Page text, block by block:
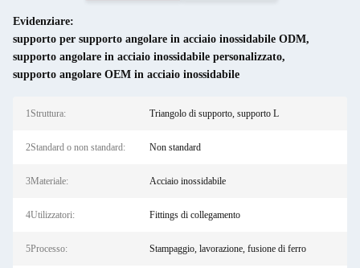
Evidenziare:
supporto per supporto angolare in acciaio inossidabile ODM,
supporto angolare in acciaio inossidabile personalizzato,
supporto angolare OEM in acciaio inossidabile
1Struttura: Triangolo di supporto, supporto L
2Standard o non standard: Non standard
3Materiale: Acciaio inossidabile
4Utilizzatori: Fittings di collegamento
5Processo: Stampaggio, lavorazione, fusione di ferro